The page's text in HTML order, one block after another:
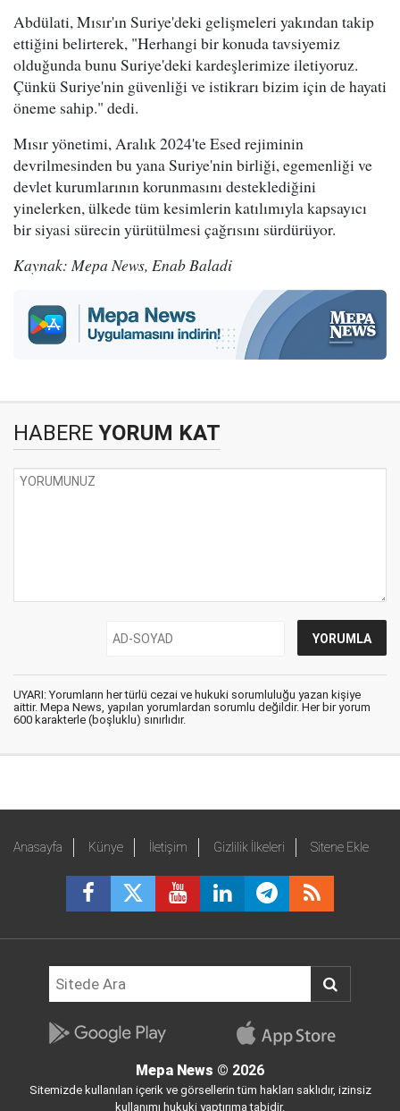
Abdülati, Mısır'ın Suriye'deki gelişmeleri yakından takip
ettiğini belirterek, "Herhangi bir konuda tavsiyemiz
olduğunda bunu Suriye'deki kardeşlerimize iletiyoruz.
Çünkü Suriye'nin güvenliği ve istikrarı bizim için de hayati
öneme sahip." dedi.
Mısır yönetimi, Aralık 2024'te Esed rejiminin
devrilmesinden bu yana Suriye'nin birliği, egemenliği ve
devlet kurumlarının korunmasını desteklediğini
yinelerken, ülkede tüm kesimlerin katılımıyla kapsayıcı
bir siyasi sürecin yürütülmesi çağrısını sürdürüyor.
Kaynak: Mepa News, Enab Baladi
HABERE YORUM KAT
UYARI: Yorumların her türlü cezai ve hukuki sorumluluğu yazan kişiye
aittir. Mepa News, yapılan yorumlardan sorumlu değildir. Her bir yorum
600 karakterle (boşluklu) sınırlıdır.
Anasayfa Künye İletişim Gizlilik İlkeleri Sitene Ekle
Mepa News © 2026
Sitemizde kullanılan içerik ve görsellerin tüm hakları saklıdır, izinsiz
kullanımı hukuki yaptırıma tabidir.